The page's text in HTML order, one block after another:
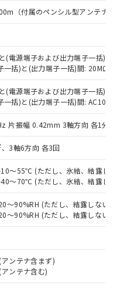
（付属のペンシル型アンテナ
(電源端子および出力端子一括)間
一括)と(出力端子一括)間: 20MΩ以
(電源端子および出力端子一括)
一括)と(出力端子一括)間:
片振幅 0.42mm 3軸方向 各1分
、3軸6方向 各3回
～55℃ (ただし、氷結、結露し
～70℃ (ただし、氷結、結露し
～90%RH (ただし、結露しない
～90%RH (ただし、結露しない
ンテナ含まず)
ンテナ含む)
、同意のうえ
御機器事業取扱
よび標準価格
ただくもので
商品の中には、
なる商品もある
。
格照会結果は、
点での社内デー
ものであり、閲
の在庫および標
があることをご
標準価格はお客
お客様担当のオ
・当社販売員に
店や当社販売拠
令（10物質）の
応品を出す予
令（10物質）の
たは確認中の
ど無形物で、有
品です。
含有部品として
した場合などや
ります。
以下、 カド
フェニルエーテル類
ビス(2-エチルヘキシ
以下、フタル酸ブチ
フタル酸ジブチル
ジイソブチル
び制御機器に対する
ては閾値を超える意
率が中国RoHSの
します。
率が中国RoHSの
示します。
販売部門へお問
：
、 Cd(カドミウ
ポリ臭化ビフェ
臭化ジフェニルエーテ
、 DIBP(フタル酸ジ
ル酸ブチルベンジ
シル)) : 1000ppm
品のうち、外国
に定める商品
という）を輸出
る場合は、日本
たは役務取引許
必要な手続きを
する場合は、完
法に輸出されな
じます。
兵器、ミサイ
器またはその他
造装置等に一切
あり
いが在庫あり
庫状況につ